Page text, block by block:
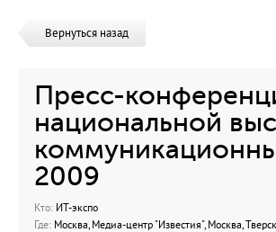
Вернуться назад
Пресс-
национальной
2009
Кто: ИТ-экспо
Где: Москва, Медиа-центр "Известия", Москва,